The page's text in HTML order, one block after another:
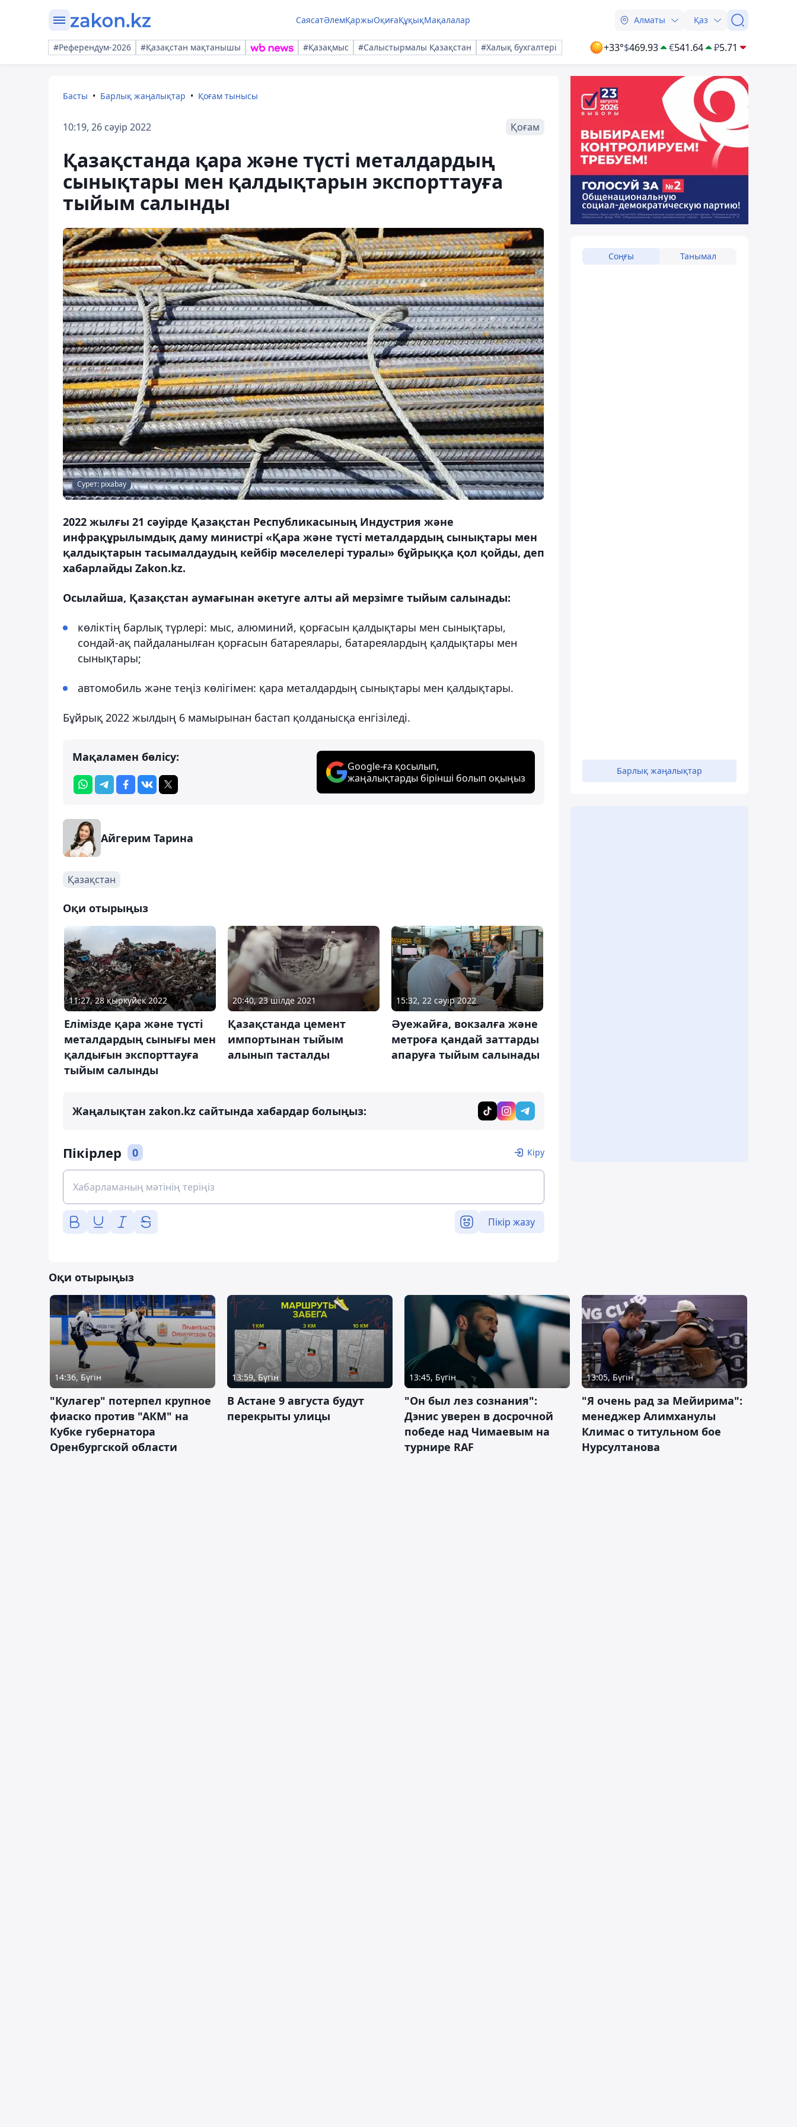
СаясатӘлемҚаржыОқиғаҚұқықМақалалар Алматы Қаз
#Референдум-2026 #Қазақстан мақтанышы #Қазақмыс #Салыстырмалы Қазақстан #Халық бухгалтері +33°$469.93 €541.64 ₽5.71
Басты Барлық жаңалықтар Қоғам тынысы
10:19, 26 сәуір 2022 Қоғам
Қазақстанда қара және түсті металдардың
сынықтары мен қалдықтарын экспорттауға
тыйым салынды
Сурет: pixabay
2022 жылғы 21 сәуірде Қазақстан Республикасының Индустрия және
инфрақұрылымдық даму министрі «Қара және түсті металдардың сынықтары мен
қалдықтарын тасымалдаудың кейбір мәселелері туралы» бұйрыққа қол қойды, деп
хабарлайды Zakon.kz.
Осылайша, Қазақстан аумағынан әкетуге алты ай мерзімге тыйым салынады:
көліктің барлық түрлері: мыс, алюминий, қорғасын қалдықтары мен сынықтары,
сондай-ақ пайдаланылған қорғасын батареялары, батареялардың қалдықтары мен
сынықтары;
автомобиль және теңіз көлігімен: қара металдардың сынықтары мен қалдықтары.
Бұйрық 2022 жылдың 6 мамырынан бастап қолданысқа енгізіледі.
Мақаламен бөлісу:
Google-ға қосылып,
жаңалықтарды бірінші болып оқыңыз
Айгерим Тарина
Қазақстан
Оқи отырыңыз
11:27, 28 қыркүйек 2022
Елімізде қара және түсті
металдардың сынығы мен
қалдығын экспорттауға
тыйым салынды
20:40, 23 шілде 2021
Қазақстанда цемент
импортынан тыйым
алынып тасталды
15:32, 22 сәуір 2022
Әуежайға, вокзалға және
метроға қандай заттарды
апаруға тыйым салынады
Жаңалықтан zakon.kz сайтында хабардар болыңыз:
Пікірлер 0 Кіру
Пікір жазу
Соңғы Танымал
Барлық жаңалықтар
Оқи отырыңыз
14:36, Бүгін
"Кулагер" потерпел крупное
фиаско против "АКМ" на
Кубке губернатора
Оренбургской области
13:59, Бүгін
В Астане 9 августа будут
перекрыты улицы
13:45, Бүгін
"Он был лез сознания":
Дэнис уверен в досрочной
победе над Чимаевым на
турнире RAF
13:05, Бүгін
"Я очень рад за Мейирима":
менеджер Алимханулы
Климас о титульном бое
Нурсултанова